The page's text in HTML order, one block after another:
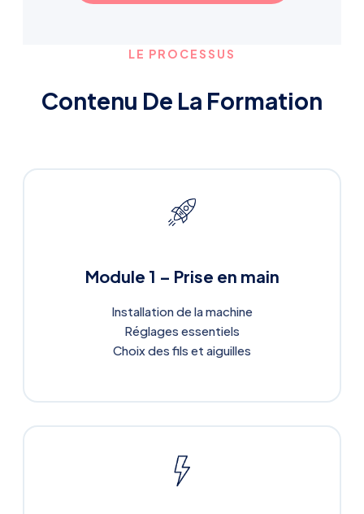
LE PROCESSUS
Contenu De La Formation
Module 1 – Prise en main
Installation de la machine
Réglages essentiels
Choix des fils et aiguilles